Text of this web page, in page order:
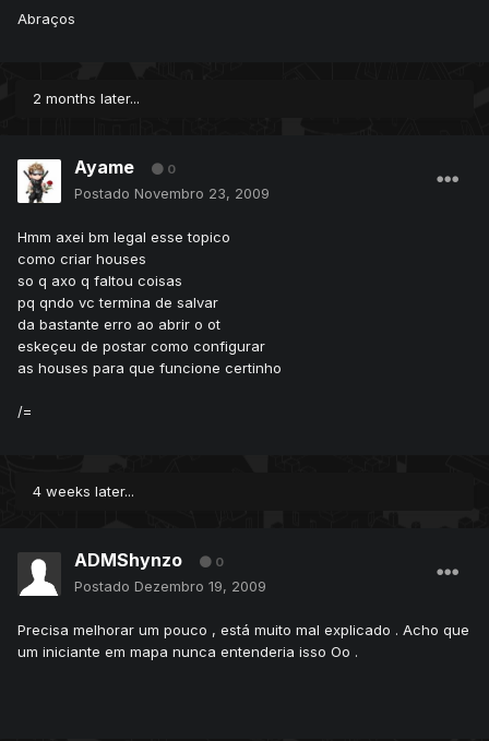
Abraços
2 months later...
Ayame 0
Postado Novembro 23, 2009
Hmm axei bm legal esse topico
como criar houses
so q axo q faltou coisas
pq qndo vc termina de salvar
da bastante erro ao abrir o ot
eskeçeu de postar como configurar
as houses para que funcione certinho
/=
4 weeks later...
ADMShynzo 0
Postado Dezembro 19, 2009
Precisa melhorar um pouco , está muito mal explicado . Acho que
um iniciante em mapa nunca entenderia isso Oo .